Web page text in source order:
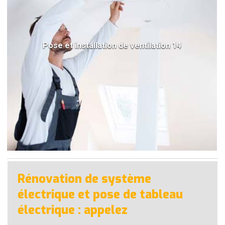
Pose et installation de ventilation 14
Rénovation de système
électrique et pose de tableau
électrique : appelez